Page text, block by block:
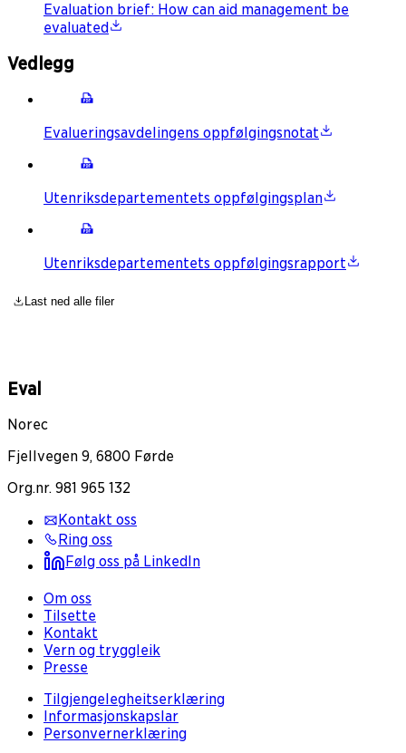
Evaluation brief: How can aid management be
evaluated
Vedlegg
Evalueringsavdelingens oppfølgingsnotat
Utenriksdepartementets oppfølgingsplan
Utenriksdepartementets oppfølgingsrapport
Last ned alle filer
Eval
Norec
Fjellvegen 9, 6800 Førde
Org.nr. 981 965 132
Kontakt oss
Ring oss
Følg oss på LinkedIn
Om oss
Tilsette
Kontakt
Vern og tryggleik
Presse
Tilgjengelegheitserklæring
Informasjonskapslar
Personvernerklæring